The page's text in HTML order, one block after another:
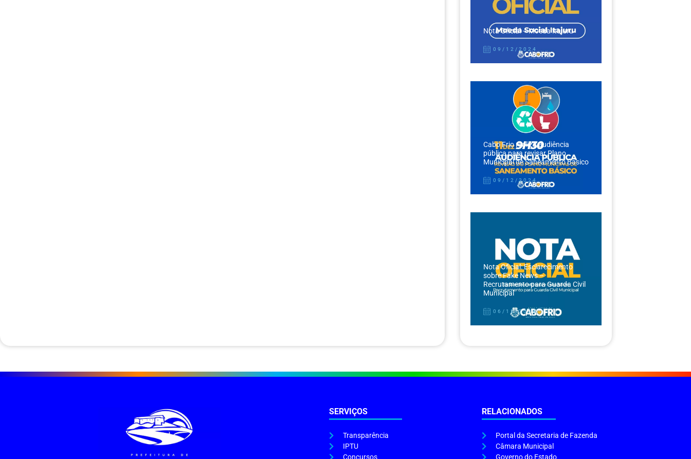
Nota Oficial – Moeda Itajuru
09/12/2024
Cabo Frio realiza audiência
pública para revisar Plano
Municipal de Saneamento Básico
09/12/2024
Nota Oficial: Esclarecimento
sobre Fake News –
Recrutamento para Guarda Civil
Municipal
06/12/2024
SERVIÇOS
Transparência
IPTU
Concursos
RELACIONADOS
Portal da Secretaria de Fazenda
Câmara Municipal
Governo do Estado